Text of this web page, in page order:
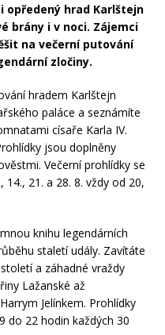
opředený hrad Karlštejn
brány i v noci. Zájemci
na večerní putování
zločiny.
hradem Karlštejn
paláce a seznámíte
císaře Karla IV.
jsou doplněny
Večerní prohlídky se
14., 21. a 28. 8. vždy od 20,
knihu legendárních
staletí udály. Zavítáte
a záhadné vraždy
Lažanské až
Jelínkem. Prohlídky
do 22 hodin každých 30